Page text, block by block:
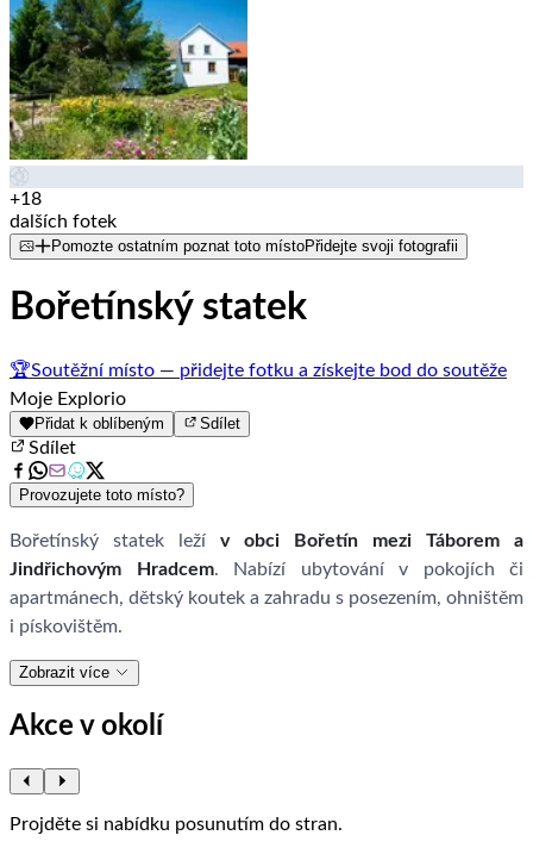
+18
dalších fotek
Pomozte ostatním poznat toto místoPřidejte svoji fotografii
Bořetínský statek
🏆Soutěžní místo — přidejte fotku a získejte bod do soutěže
Moje Explorio
Přidat k oblíbeným Sdílet
Sdílet
Provozujete toto místo?
Bořetínský statek leží v obci Bořetín mezi Táborem a
Jindřichovým Hradcem. Nabízí ubytování v pokojích či
apartmánech, dětský koutek a zahradu s posezením, ohništěm
i pískovištěm.
Zobrazit více
Akce v okolí
Projděte si nabídku posunutím do stran.